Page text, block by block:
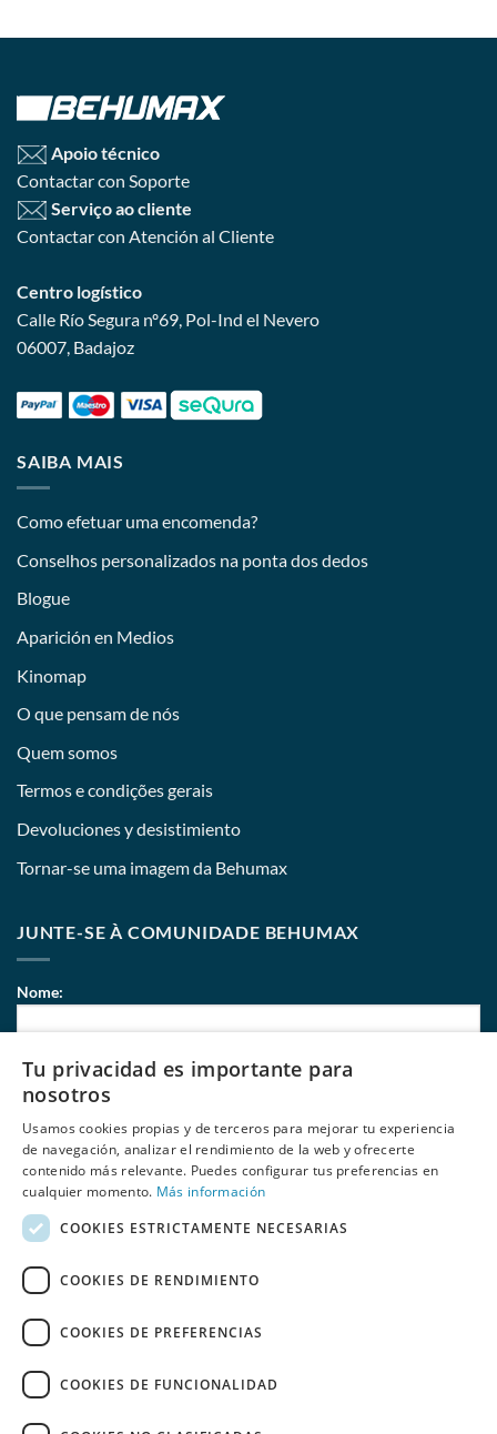
Apoio técnico
Contactar con Soporte
Serviço ao cliente
Contactar con Atención al Cliente
Centro logístico
Calle Río Segura nº69, Pol-Ind el Nevero
06007, Badajoz
SAIBA MAIS
Como efetuar uma encomenda?
Conselhos personalizados na ponta dos dedos
Blogue
Aparición en Medios
Kinomap
O que pensam de nós
Quem somos
Termos e condições gerais
Devoluciones y desistimiento
Tornar-se uma imagem da Behumax
JUNTE-SE À COMUNIDADE BEHUMAX
Nome:
Correio eletrónico:
de Behumax
SALDOS ELITE FIT FITNESS
DESPORTOS AQUÁTICOS
Tu privacidad es importante para
nosotros
Usamos cookies propias y de terceros para mejorar tu experiencia
de navegación, analizar el rendimiento de la web y ofrecerte
contenido más relevante. Puedes configurar tus preferencias en
cualquier momento. Más información
COOKIES ESTRICTAMENTE NECESARIAS
COOKIES DE RENDIMIENTO
COOKIES DE PREFERENCIAS
COOKIES DE FUNCIONALIDAD